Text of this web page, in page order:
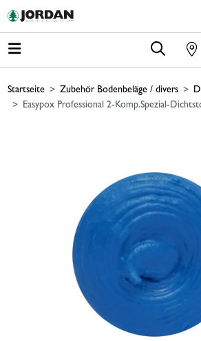
Startseite Zubehör Bodenbeläge / divers
Easypox Professional 2-Komp.Spezial-